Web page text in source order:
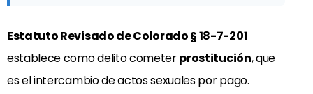
Estatuto Revisado de Colorado § 18-7-201
establece como delito cometerprostitución, que
es el intercambio de actos sexuales por pago.